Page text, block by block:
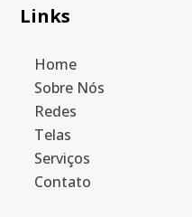
Links
Home
Sobre Nós
Redes
Telas
Serviços
Contato